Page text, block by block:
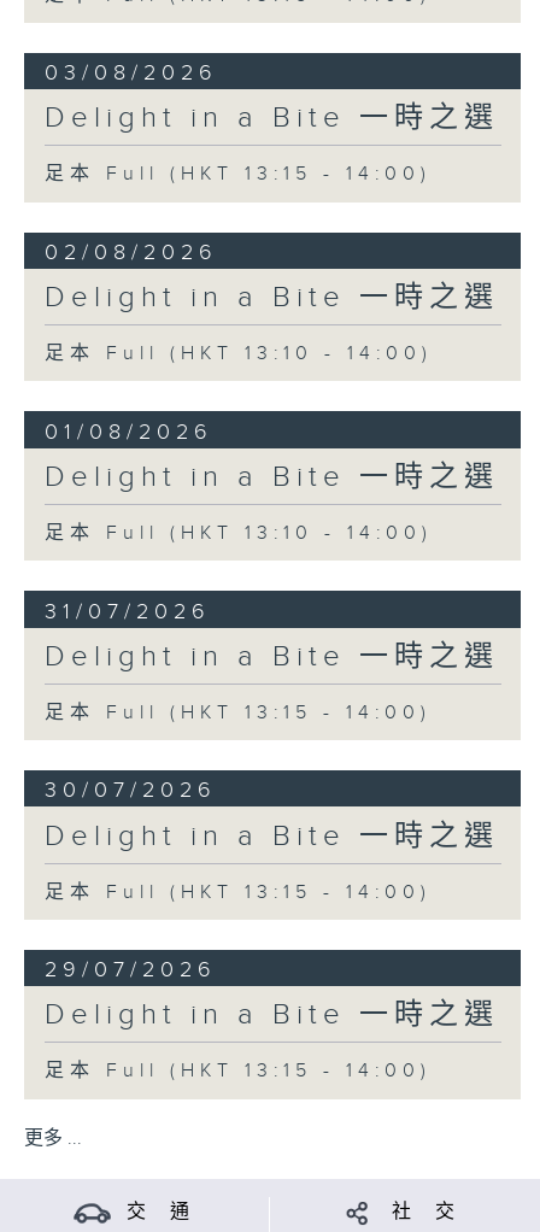
03/08/2026
Delight in a Bite 一時之選
足本 Full (HKT 13:15 - 14:00)
02/08/2026
Delight in a Bite 一時之選
足本 Full (HKT 13:10 - 14:00)
01/08/2026
Delight in a Bite 一時之選
足本 Full (HKT 13:10 - 14:00)
31/07/2026
Delight in a Bite 一時之選
足本 Full (HKT 13:15 - 14:00)
30/07/2026
Delight in a Bite 一時之選
足本 Full (HKT 13:15 - 14:00)
29/07/2026
Delight in a Bite 一時之選
足本 Full (HKT 13:15 - 14:00)
更多 ...
交 通 社 交